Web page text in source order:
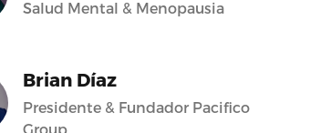
Salud Mental & Menopausia
Brian Díaz
Presidente & Fundador Pacifico
Group